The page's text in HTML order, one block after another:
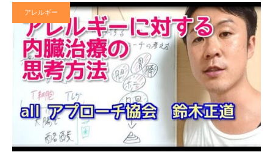
アレルギー